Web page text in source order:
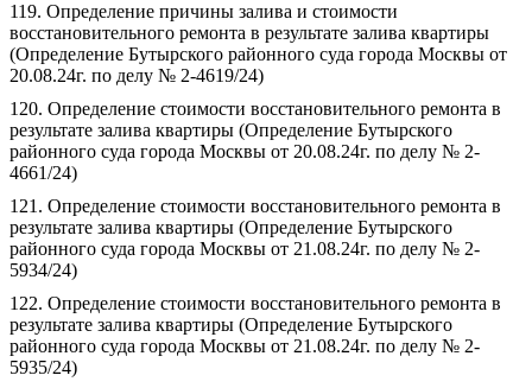
119. Определение причины залива и стоимости
восстановительного ремонта в результате залива квартиры
(Определение Бутырского районного суда города Москвы от
20.08.24г. по делу № 2-4619/24)
120. Определение стоимости восстановительного ремонта в
результате залива квартиры (Определение Бутырского
районного суда города Москвы от 20.08.24г. по делу № 2-
4661/24)
121. Определение стоимости восстановительного ремонта в
результате залива квартиры (Определение Бутырского
районного суда города Москвы от 21.08.24г. по делу № 2-
5934/24)
122. Определение стоимости восстановительного ремонта в
результате залива квартиры (Определение Бутырского
районного суда города Москвы от 21.08.24г. по делу № 2-
5935/24)